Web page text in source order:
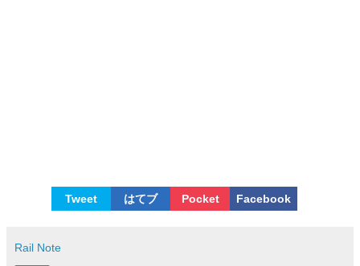
Tweet はてブ Pocket Facebook
Rail Note